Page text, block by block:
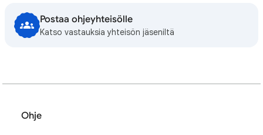
Postaa ohjeyhteisölle
Katso vastauksia yhteisön jäseniltä
Ohje